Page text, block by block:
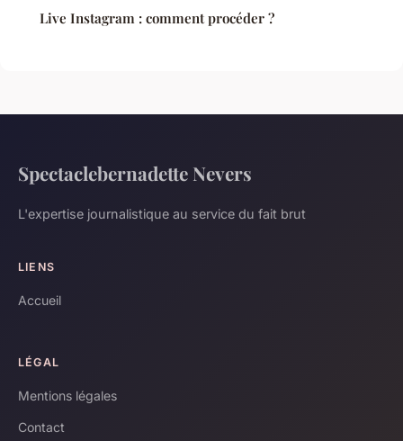
Live Instagram : comment procéder ?
Spectaclebernadette Nevers
L'expertise journalistique au service du fait brut
LIENS
Accueil
LÉGAL
Mentions légales
Contact